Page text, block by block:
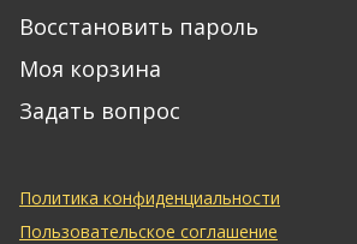
Восстановить пароль
Моя корзина
Задать вопрос
Политика конфиденциальности
Пользовательское соглашение